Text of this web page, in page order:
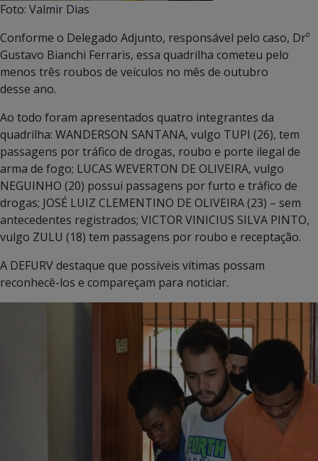
Foto: Valmir Dias
Conforme o Delegado Adjunto, responsável pelo caso, Drº
Gustavo Bianchi Ferraris, essa quadrilha cometeu pelo
menos três roubos de veículos no mês de outubro
desse ano.
Ao todo foram apresentados quatro integrantes da
quadrilha: WANDERSON SANTANA, vulgo TUPI (26), tem
passagens por tráfico de drogas, roubo e porte ilegal de
arma de fogo; LUCAS WEVERTON DE OLIVEIRA, vulgo
NEGUINHO (20) possui passagens por furto e tráfico de
drogas; JOSÉ LUIZ CLEMENTINO DE OLIVEIRA (23) – sem
antecedentes registrados; VICTOR VINICIUS SILVA PINTO,
vulgo ZULU (18) tem passagens por roubo e receptação.
A DEFURV destaque que possíveis vítimas possam
reconhecê-los e compareçam para noticiar.